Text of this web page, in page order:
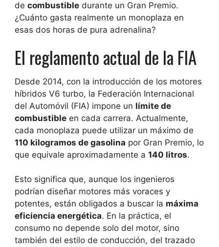
de combustible durante un Gran Premio.
¿Cuánto gasta realmente un monoplaza en
esas dos horas de pura adrenalina?
El reglamento actual de la FIA
Desde 2014, con la introducción de los motores
híbridos V6 turbo, la Federación Internacional
del Automóvil (FIA) impone un límite de
combustible en cada carrera. Actualmente,
cada monoplaza puede utilizar un máximo de
110 kilogramos de gasolina por Gran Premio, lo
que equivale aproximadamente a 140 litros.
Esto significa que, aunque los ingenieros
podrían diseñar motores más voraces y
potentes, están obligados a buscar la máxima
eficiencia energética. En la práctica, el
consumo no depende solo del motor, sino
también del estilo de conducción, del trazado